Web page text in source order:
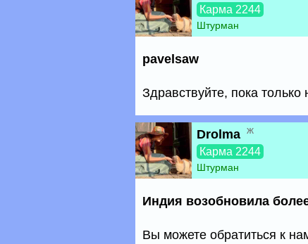
Карма 2244
Штурман
pavelsaw
Здравствуйте, пока
Drolma ж
Карма 2244
Штурман
Индия возобновила
Вы можете обратиться к